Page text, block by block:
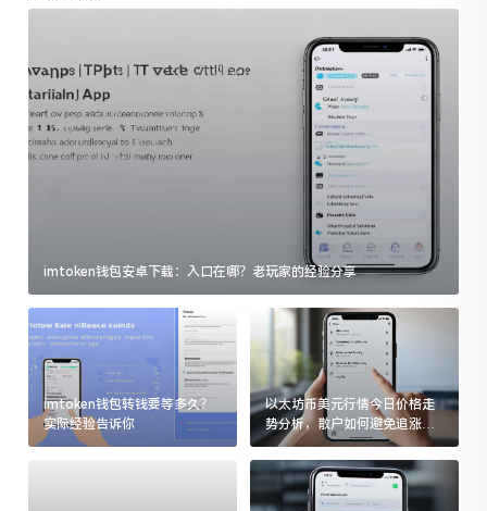
imtoken钱包安卓下载：入口在哪？老玩家的经验分享
imtoken钱包转钱要等多久？
实际经验告诉你
以太坊币美元行情今日价格走
势分析，散户如何避免追涨杀
跌被套牢